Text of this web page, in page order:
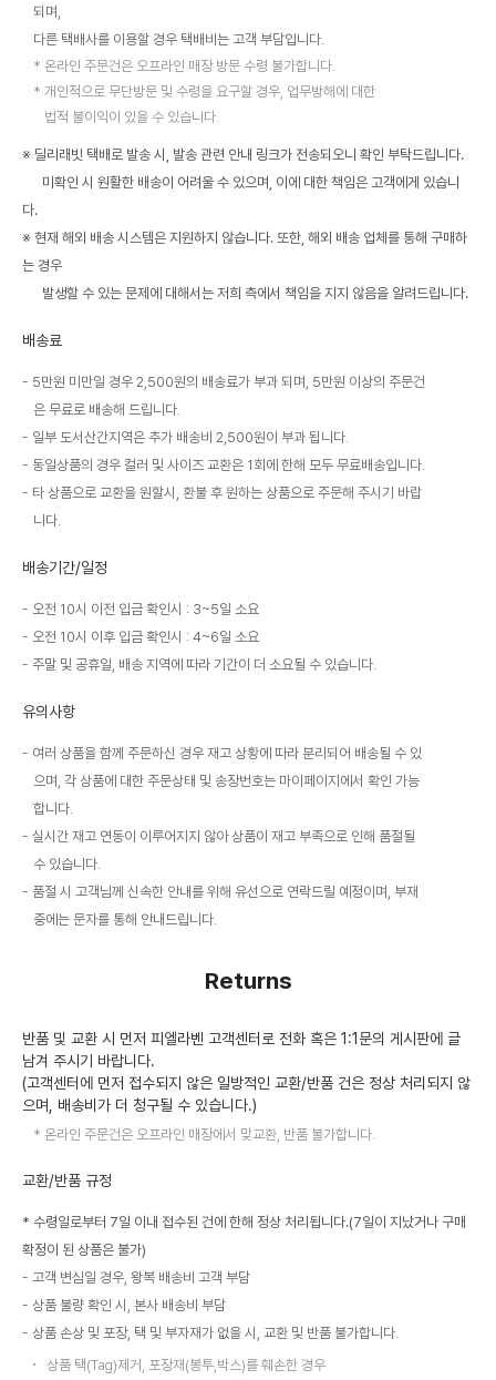
되며,
다른 택배사를 이용할 경우 택배비는 고객 부담입니다.
온라인 주문건은 오프라인 매장 방문 수령 불가합니다.
개인적으로 무단방문 및 수령을 요구할 경우, 업무방해에 대한
법적 불이익이 있을 수 있습니다.
※ 딜리래빗 택배로 발송 시, 발송 관련 안내 링크가 전송되오니 확인 부탁드립니다.
미확인 시 원활한 배송이 어려울 수 있으며, 이에 대한 책임은 고객에게 있습니
다.
※ 현재 해외 배송 시스템은 지원하지 않습니다. 또한, 해외 배송 업체를 통해 구매하
는 경우
발생할 수 있는 문제에 대해서는 저희 측에서 책임을 지지 않음을 알려드립니다.
배송료
5만원 미만일 경우 2,500원의 배송료가 부과 되며, 5만원 이상의 주문건
은 무료로 배송해 드립니다.
일부 도서산간지역은 추가 배송비 2,500원이 부과 됩니다.
동일상품의 경우 컬러 및 사이즈 교환은 1회에 한해 모두 무료배송입니다.
타 상품으로 교환을 원할시, 환불 후 원하는 상품으로 주문해 주시기 바랍
니다.
배송기간/일정
오전 10시 이전 입금 확인시 : 3~5일 소요
오전 10시 이후 입금 확인시 : 4~6일 소요
주말 및 공휴일, 배송 지역에 따라 기간이 더 소요될 수 있습니다.
유의사항
여러 상품을 함께 주문하신 경우 재고 상황에 따라 분리되어 배송될 수 있
으며, 각 상품에 대한 주문상태 및 송장번호는 마이페이지에서 확인 가능
합니다.
실시간 재고 연동이 이루어지지 않아 상품이 재고 부족으로 인해 품절될
수 있습니다.
품절 시 고객님께 신속한 안내를 위해 유선으로 연락드릴 예정이며, 부재
중에는 문자를 통해 안내드립니다.
Returns
반품 및 교환 시 먼저 피엘라벤 고객센터로 전화 혹은 1:1문의 게시판에 글
남겨 주시기 바랍니다.
(고객센터에 먼저 접수되지 않은 일방적인 교환/반품 건은 정상 처리되지 않
으며, 배송비가 더 청구될 수 있습니다.)
온라인 주문건은 오프라인 매장에서 맞교환, 반품 불가합니다.
교환/반품 규정
* 수령일로부터 7일 이내 접수된 건에 한해 정상 처리됩니다.(7일이 지났거나 구매
확정이 된 상품은 불가)
고객 변심일 경우, 왕복 배송비 고객 부담
상품 불량 확인 시, 본사 배송비 부담
상품 손상 및 포장, 택 및 부자재가 없을 시, 교환 및 반품 불가합니다.
상품 택(Tag)제거, 포장재(봉투,박스)를 훼손한 경우